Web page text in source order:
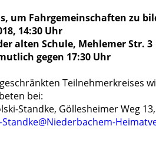
um Fahrgemeinschaften zu
14:30 Uhr
alten Schule, Mehlemer Str. 3
gegen 17:30 Uhr
Teilnehmerkreises
bei:
Standke, Göllesheimer Weg